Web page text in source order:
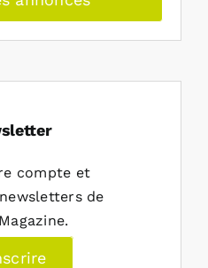
compte et
de